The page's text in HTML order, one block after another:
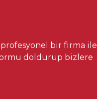
bir firma ile
formu doldurup bizlere